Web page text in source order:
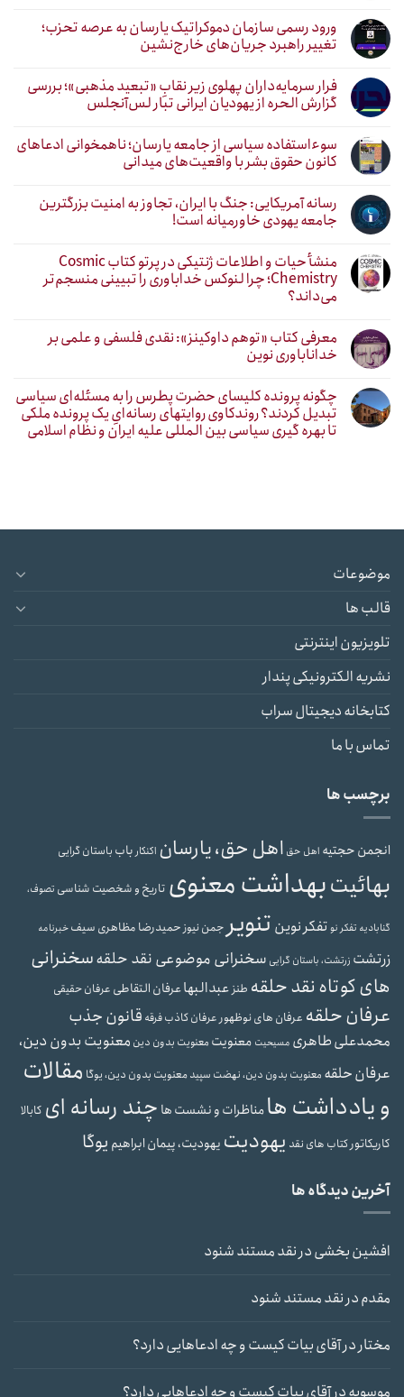
ورود رسمی سازمان دموکراتیک یارسان به عرصه تحزب؛
تغییر راهبرد جریان‌های خارج‌نشین
فرار سرمایه‌داران پهلوی زیر نقابِ «تبعید مذهبی»؛ بررسی
گزارش الحره از یهودیان ایرانی تبار لس‌آنجلس
سوءاستفاده سیاسی از جامعه یارسان؛ ناهمخوانی ادعاهای
کانون حقوق بشر با واقعیت‌های میدانی
رسانه آمریکایی: جنگ با ایران، تجاوز به امنیت بزرگترین
جامعه یهودی خاورمیانه است!
منشأ حیات و اطلاعات ژنتیکی در پرتو کتاب Cosmic
Chemistry؛ چرا لنوکس خداباوری را تبیینی منسجم‌تر
می‌داند؟
معرفی کتاب «توهم داوکینز»: نقدی فلسفی و علمی بر
خداناباوری نوین
چگونه پرونده کلیسای حضرت پطرس را به مسئله‌ای سیاسی
تبدیل کردند؟ روندکاوی روایتهای رسانه‌ایِ یک پرونده ملکی
تا بهره گیری سیاسی بین المللی علیه ایران و نظام اسلامی
موضوعات
قالب ها
تلویزیون اینترنتی
نشریه الکترونیکی پندار
کتابخانه دیجیتال سراب
تماس با ما
برچسب ها
انجمن حجتیه اهل حق اهل حق، یارسان اکنکار باب باستان گرایی
بهائیتبهداشت معنوی تاریخ و شخصیت شناسی تصوف،
گنابادیه تفکر نوتفکر نوین تنویر جمن نیوز حمیدرضا مظاهری سیفخبرنامه
زرتشت زرتشت، باستان گرایی سخنرانی موضوعی نقد حلقهسخنرانی
های کوتاه نقد حلقه طنز عبدالبهاعرفان التقاطی عرفان حقیقی
عرفان حلقه عرفان های نوظهور عرفان کاذبفرقه قانون جذب
محمدعلی طاهری مسیحیت معنویت معنویت بدون دین معنویت بدون دین،
عرفان حلقه معنویت بدون دین، نهضت سپیدمعنویت بدون دین، یوگا مقالات
و یادداشت هامناظرات و نشست ها چند رسانه ای کابالا
کاریکاتور کتاب های نقد یهودیت یهودیت، پیمان ابراهیم یوگا
آخرین دیدگاه ها
افشین بخشیدرنقد مستند شنود
مقدمدرنقد مستند شنود
مختاردرآقای بیات کیست و چه ادعاهایی دارد؟
موسویهدرآقای بیات کیست و چه ادعاهایی دارد؟